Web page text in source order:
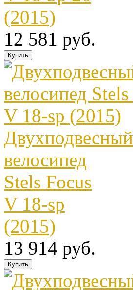
(2015)
12 581 руб.
Двухподвесный
велосипед
Stels Focus
V 18-sp
(2015)
13 914 руб.